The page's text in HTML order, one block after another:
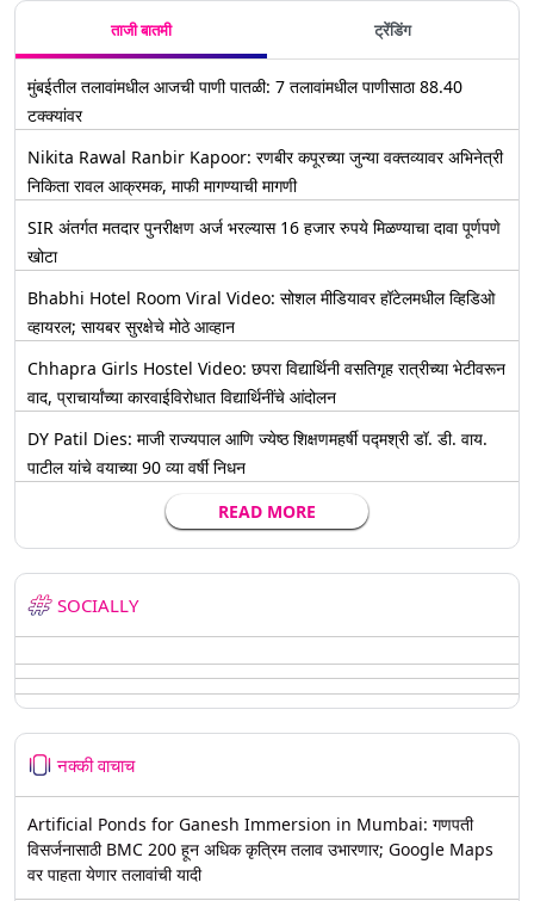
ताजी बातमी ट्रेंडिंग
मुंबईतील तलावांमधील आजची पाणी पातळी: 7 तलावांमधील पाणीसाठा 88.40
टक्क्यांवर
Nikita Rawal Ranbir Kapoor: रणबीर कपूरच्या जुन्या वक्तव्यावर अभिनेत्री
निकिता रावल आक्रमक, माफी मागण्याची मागणी
SIR अंतर्गत मतदार पुनरीक्षण अर्ज भरल्यास 16 हजार रुपये मिळण्याचा दावा पूर्णपणे
खोटा
Bhabhi Hotel Room Viral Video: सोशल मीडियावर हॉटेलमधील व्हिडिओ
व्हायरल; सायबर सुरक्षेचे मोठे आव्हान
Chhapra Girls Hostel Video: छपरा विद्यार्थिनी वसतिगृह रात्रीच्या भेटीवरून
वाद, प्राचार्यांच्या कारवाईविरोधात विद्यार्थिनींचे आंदोलन
DY Patil Dies: माजी राज्यपाल आणि ज्येष्ठ शिक्षणमहर्षी पद्मश्री डॉ. डी. वाय.
पाटील यांचे वयाच्या 90 व्या वर्षी निधन
READ MORE
SOCIALLY
नक्की वाचाच
Artificial Ponds for Ganesh Immersion in Mumbai: गणपती
विसर्जनासाठी BMC 200 हून अधिक कृत्रिम तलाव उभारणार; Google Maps
वर पाहता येणार तलावांची यादी